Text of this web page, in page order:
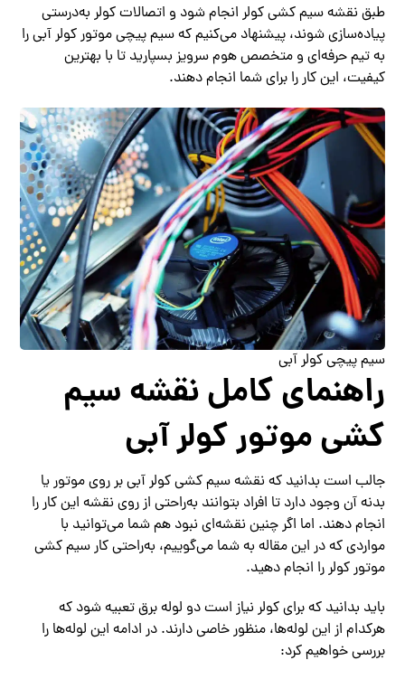
طبق نقشه سیم کشی کولر انجام شود و اتصالات کولر به‌درستی
پیاده‌سازی شوند، پیشنهاد می‌کنیم که سیم پیچی موتور کولر آبی را
به تیم حرفه‌ای و متخصص هوم سرویز بسپارید تا با بهترین
کیفیت، این کار را برای شما انجام دهند.
سیم پیچی کولر آبی
راهنمای کامل نقشه سیم
کشی موتور کولر آبی
جالب است بدانید که نقشه سیم کشی کولر آبی بر روی موتور یا
بدنه آن وجود دارد تا افراد بتوانند به‌راحتی از روی نقشه این کار را
انجام دهند. اما اگر چنین نقشه‌ای نبود هم شما می‌توانید با
مواردی که در این مقاله به شما می‌گوییم، به‌راحتی کار سیم کشی
موتور کولر را انجام دهید.
باید بدانید که برای کولر نیاز است دو لوله برق تعبیه شود که
هرکدام از این لوله‌ها، منظور خاصی دارند. در ادامه این لوله‌ها را
بررسی خواهیم کرد: